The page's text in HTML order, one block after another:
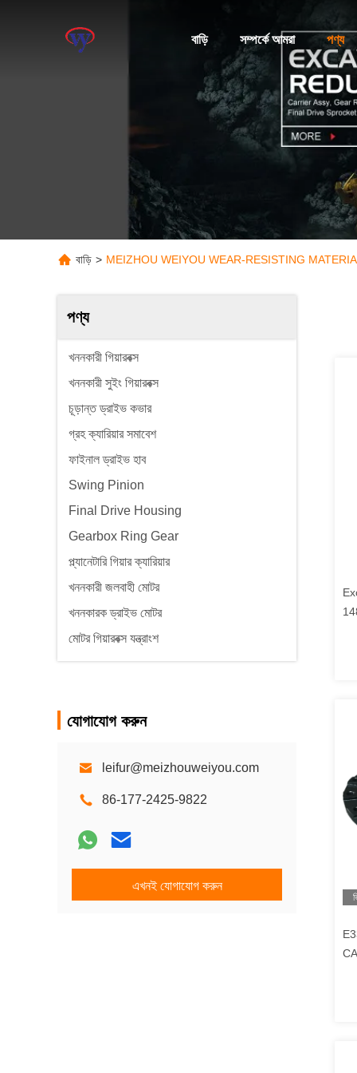
বাড়ি সম্পর্কে আমরা পণ্য
বাড়ি > MEIZHOU WEIYOU WEAR-RESISTING
পণ্য
খননকারী গিয়ারবক্স
খননকারী সুইং গিয়ারবক্স
চূড়ান্ত ড্রাইভ কভার
গ্রহ ক্যারিয়ার সমাবেশ
ফাইনাল ড্রাইভ হাব
Swing Pinion
Final Drive Housing
Gearbox Ring Gear
প্ল্যানেটারি গিয়ার ক্যারিয়ার
খননকারী জলবাহী মোটর
খননকারক ড্রাইভ মোটর
মোটর গিয়ারবক্স যন্ত্রাংশ
যোগাযোগ করুন
leifur@meizhouweiyou.com
86-177-2425-9822
এখনই যোগাযোগ করুন